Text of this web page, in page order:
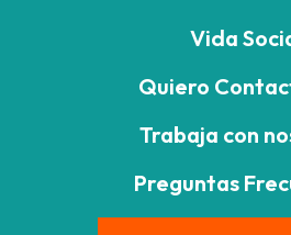
Vida
Quiero
Trabaja con
Preguntas